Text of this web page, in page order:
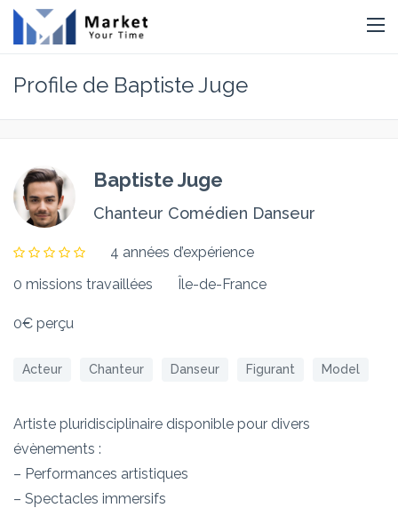
Profile de Baptiste Juge
Baptiste Juge
Chanteur Comédien Danseur
4 années d’expérience
0 missions travaillées
Île-de-France
0€ perçu
Acteur Chanteur Danseur Figurant Model
Artiste pluridisciplinaire disponible pour divers
évènements :
– Performances artistiques
– Spectacles immersifs